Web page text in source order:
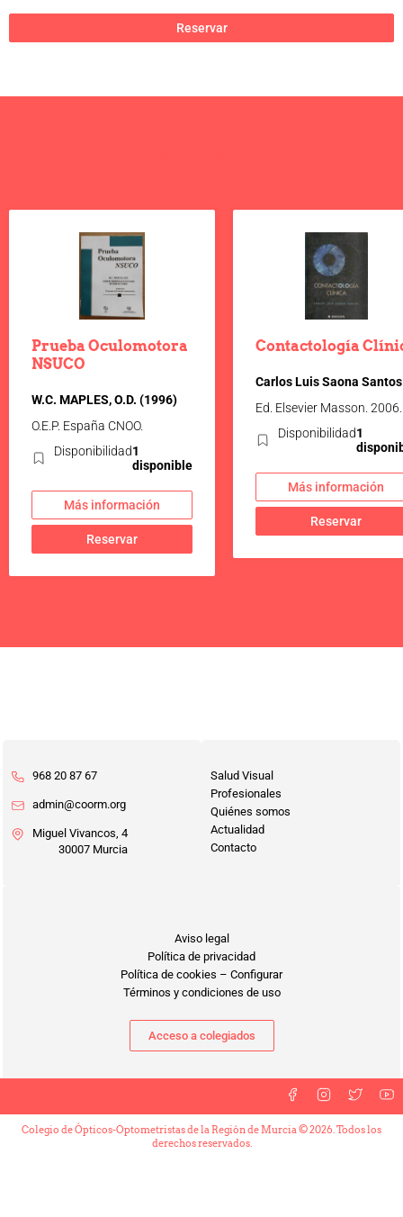
Reservar
Prueba Oculomotora
NSUCO
W.C. MAPLES, O.D. (1996)
O.E.P. España CNOO.
Disponibilidad1
disponible
Más información
Reservar
Contactología
Carlos Luis Saona Santos
Ed. Elsevier Masson. 2006.
Disponibilidad1
Más información
Reservar
968 20 87 67
admin@coorm.org
Miguel Vivancos, 4
30007 Murcia
Salud Visual
Profesionales
Quiénes somos
Actualidad
Contacto
Aviso legal
Política de privacidad
Política de cookies – Configurar
Términos y condiciones de uso
Acceso a colegiados
Colegio de Ópticos-Optometristas de la Región de Murcia © 2026. Todos los
derechos reservados.